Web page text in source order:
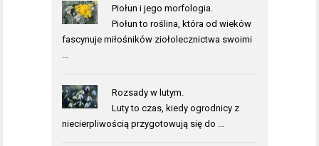
Piołun i jego morfologia.
Piołun to roślina, która od wieków
fascynuje miłośników ziołolecznictwa swoimi
…
Rozsady w lutym.
Luty to czas, kiedy ogrodnicy z
niecierpliwością przygotowują się do …